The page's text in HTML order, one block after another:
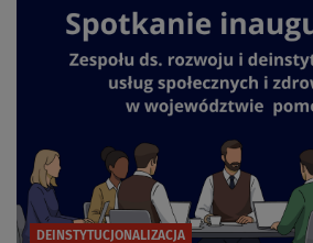
DEINSTYTUCJONALIZACJA